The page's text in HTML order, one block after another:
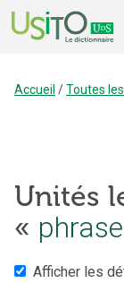
Accueil /Toutes
Unités
« phrase
Afficher les